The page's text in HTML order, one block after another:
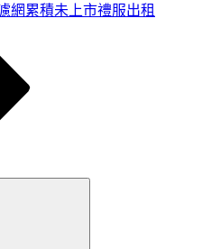
網累積未上市禮服出租